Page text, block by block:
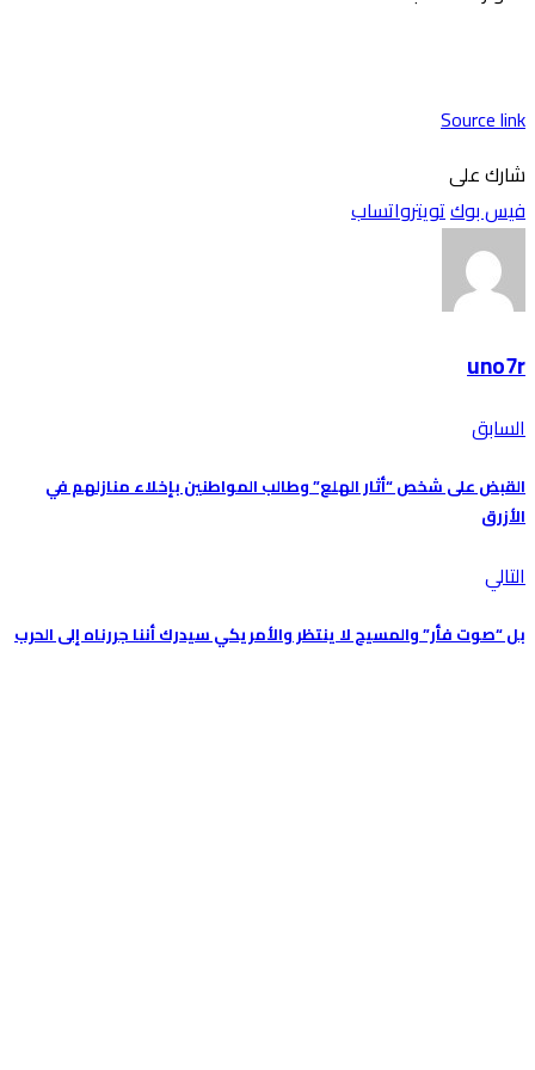
Source link
شارك على
فيس بوكتويترواتساب
uno7r
السابق
القبض على شخص “أثار الهلع” وطالب المواطنين بإخلاء منازلهم في
الأزرق
التالي
بل “صوت فأر” والمسيح لا ينتظر والأمريكي سيدرك أننا جررناه إلى الحرب